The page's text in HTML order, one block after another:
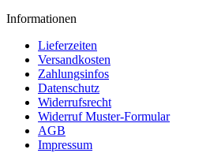
Informationen
Lieferzeiten
Versandkosten
Zahlungsinfos
Datenschutz
Widerrufsrecht
Widerruf Muster-Formular
AGB
Impressum